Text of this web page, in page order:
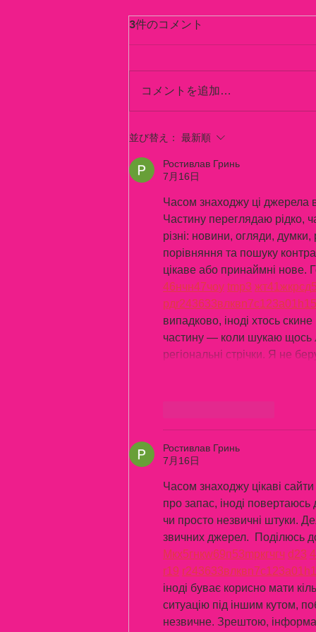
山梨・甲府・昭和町で安心の
3件のコメント
コメントを追加…
並び替え： 最新順
Ростивлав Гринь
7月16日
Часом знаходжу ці джерела
Частину переглядаю рідко,
різні: новини, огляди,
порівняння та пошуку
цікаве або принаймні
46нчн47чоу tmp3 жт41 жкрсд
рдr243633влквn7c123a01 h15
випадково, іноді хтось
частину — коли шукаю щось
регіональні стрічки. Я не
Ростивлав Гринь
7月16日
Часом знаходжу цікаві
про запас, іноді повертаюсь
чи просто незвичні штуки.
звичних джерел.  Поділюсь
Мкх5гнкw69п53mpкгчгч d23
r19 r243633влквn7c123a01
іноді буває корисно мати
ситуацію під іншим кутом,
незвичне. Зрештою,